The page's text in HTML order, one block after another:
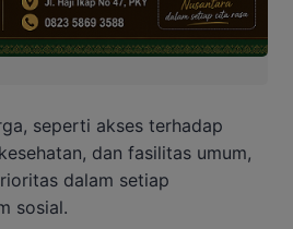
seperti akses terhadap
dan fasilitas umum,
dalam setiap
sosial.